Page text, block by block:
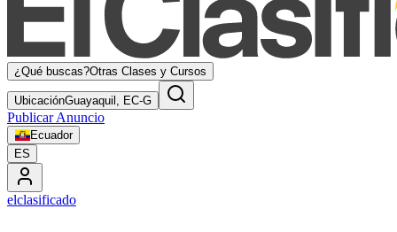
¿Qué buscas?Otras Clases y Cursos
UbicaciónGuayaquil, EC-G
Publicar Anuncio
Ecuador
ES
elclasificado